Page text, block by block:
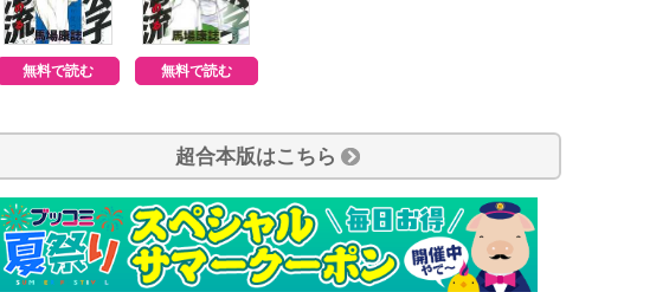
無料で読む 無料で読む
超合本版はこちら